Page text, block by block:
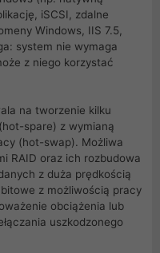
iSCSI, zdalne
Windows, IIS 7.5,
system nie wymaga
z niego korzystać
na tworzenie kilku
spare) z wymianą
(hot-swap). Możliwa
RAID oraz ich rozbudowa
z duża prędkością
z możliwością pracy
obciążenia lub
uszkodzonego